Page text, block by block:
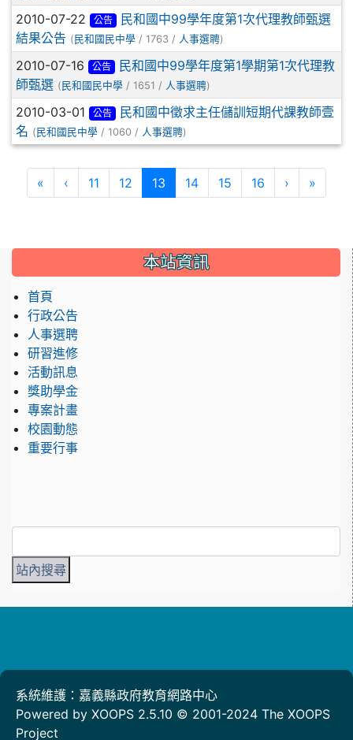
2010-07-22 公告
民和國中99學年度第1次代理教師甄選
結果公告 ( 民和國民中學 / 1763 / 人事選聘)
2010-07-16 公告
民和國中99學年度第1學期第1次代理教
師甄選 ( 民和國民中學 / 1651 / 人事選聘)
2010-03-01 公告
民和國中徵求主任儲訓短期代課教師壹
名 ( 民和國民中學 / 1060 / 人事選聘)
« 第一頁
‹ 上一頁
11 12 13 (目前頁次)
14 15 16 › 下一頁
»
本站資訊
首頁
行政公告
人事選聘
研習進修
活動訊息
獎助學金
專案計畫
校園動態
重要行事
系統維護：嘉義縣政府教育網路中心
Powered by XOOPS 2.5.10 © 2001-2024 The XOOPS
Project